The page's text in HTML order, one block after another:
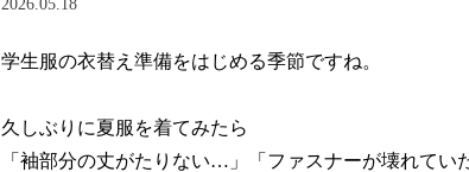
2026.05.18
学生服の衣替え準備をはじめる季節ですね。
久しぶりに夏服を着てみたら
「袖部分の丈がたりない…」「ファスナーが壊れてい